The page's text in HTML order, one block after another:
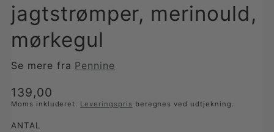
jagtstrømper, merinould,
mørkegul
Se mere fra Pennine
Translation
missing:
da-
139,00
Moms inkluderet. Leveringspris beregnes ved udtjekning.
ANTAL